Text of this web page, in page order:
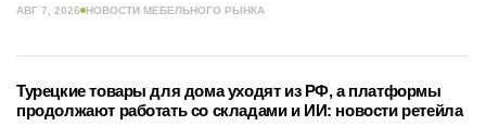
АВГ 7, 2026 НОВОСТИ МЕБЕЛЬНОГО РЫНКА
Турецкие товары для дома уходят из РФ, а платформы
продолжают работать со складами и ИИ: новости ретейла